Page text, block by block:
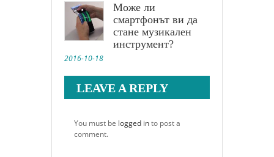
Може ли
смартфонът ви да
стане музикален
инструмент?
2016-10-18
LEAVE A REPLY
You must be logged into post a
comment.